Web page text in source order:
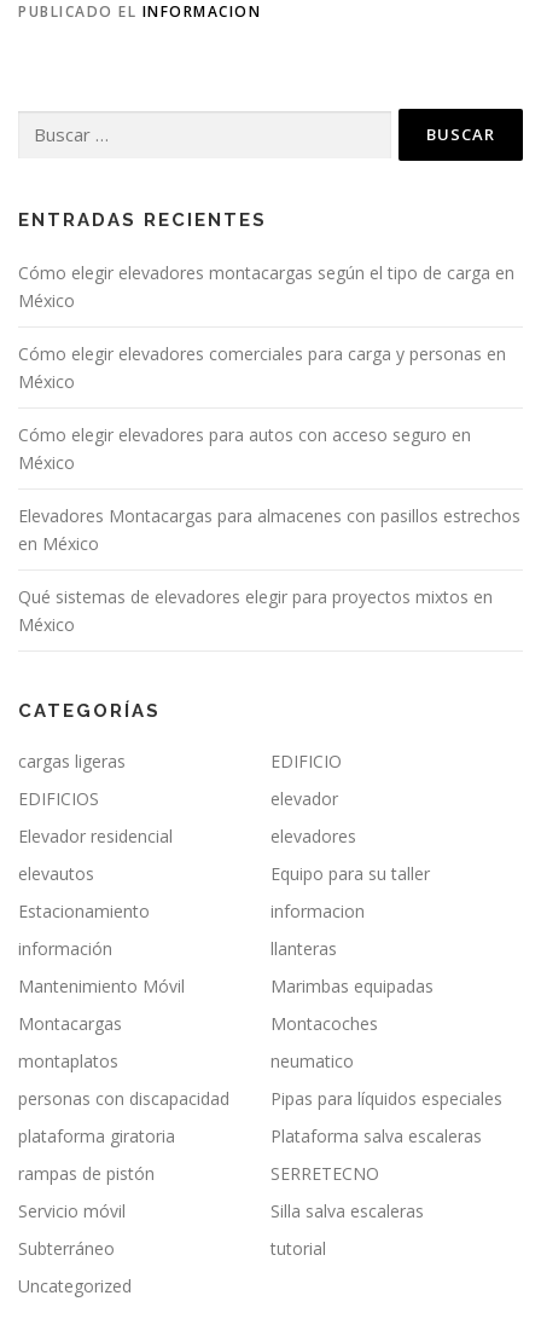
PUBLICADO EL INFORMACION
ENTRADAS RECIENTES
Cómo elegir elevadores montacargas según el tipo de carga en
México
Cómo elegir elevadores comerciales para carga y personas en
México
Cómo elegir elevadores para autos con acceso seguro en
México
Elevadores Montacargas para almacenes con pasillos estrechos
en México
Qué sistemas de elevadores elegir para proyectos mixtos en
México
CATEGORÍAS
cargas ligeras
EDIFICIO
EDIFICIOS
elevador
Elevador residencial
elevadores
elevautos
Equipo para su taller
Estacionamiento
informacion
información
llanteras
Mantenimiento Móvil
Marimbas equipadas
Montacargas
Montacoches
montaplatos
neumatico
personas con discapacidad
Pipas para líquidos especiales
plataforma giratoria
Plataforma salva escaleras
rampas de pistón
SERRETECNO
Servicio móvil
Silla salva escaleras
Subterráneo
tutorial
Uncategorized